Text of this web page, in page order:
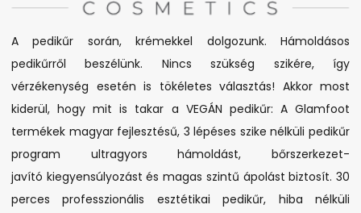
A pedikűr során, krémekkel dolgozunk. Hámoldásos
pedikűrről beszélünk. Nincs szükség szikére, így
vérzékenység esetén is tökéletes választás! Akkor most
kiderül, hogy mit is takar a VEGÁN pedikűr: A Glamfoot
termékek magyar fejlesztésű, 3 lépéses szike nélküli pedikűr
program ultragyors hámoldást, bőrszerkezet-
javító kiegyensúlyozást és magas szintű ápolást biztosít. 30
perces professzionális esztétikai pedikűr, hiba nélküli